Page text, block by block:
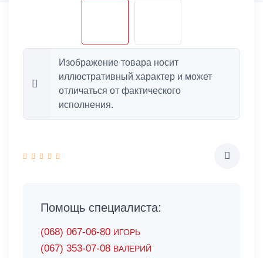
Изображение товара носит
иллюстративный характер и может
отличаться от фактического
исполнения.
Помощь специалиста:
(068) 067-06-80 ИГОРЬ
(067) 353-07-08 ВАЛЕРИЙ